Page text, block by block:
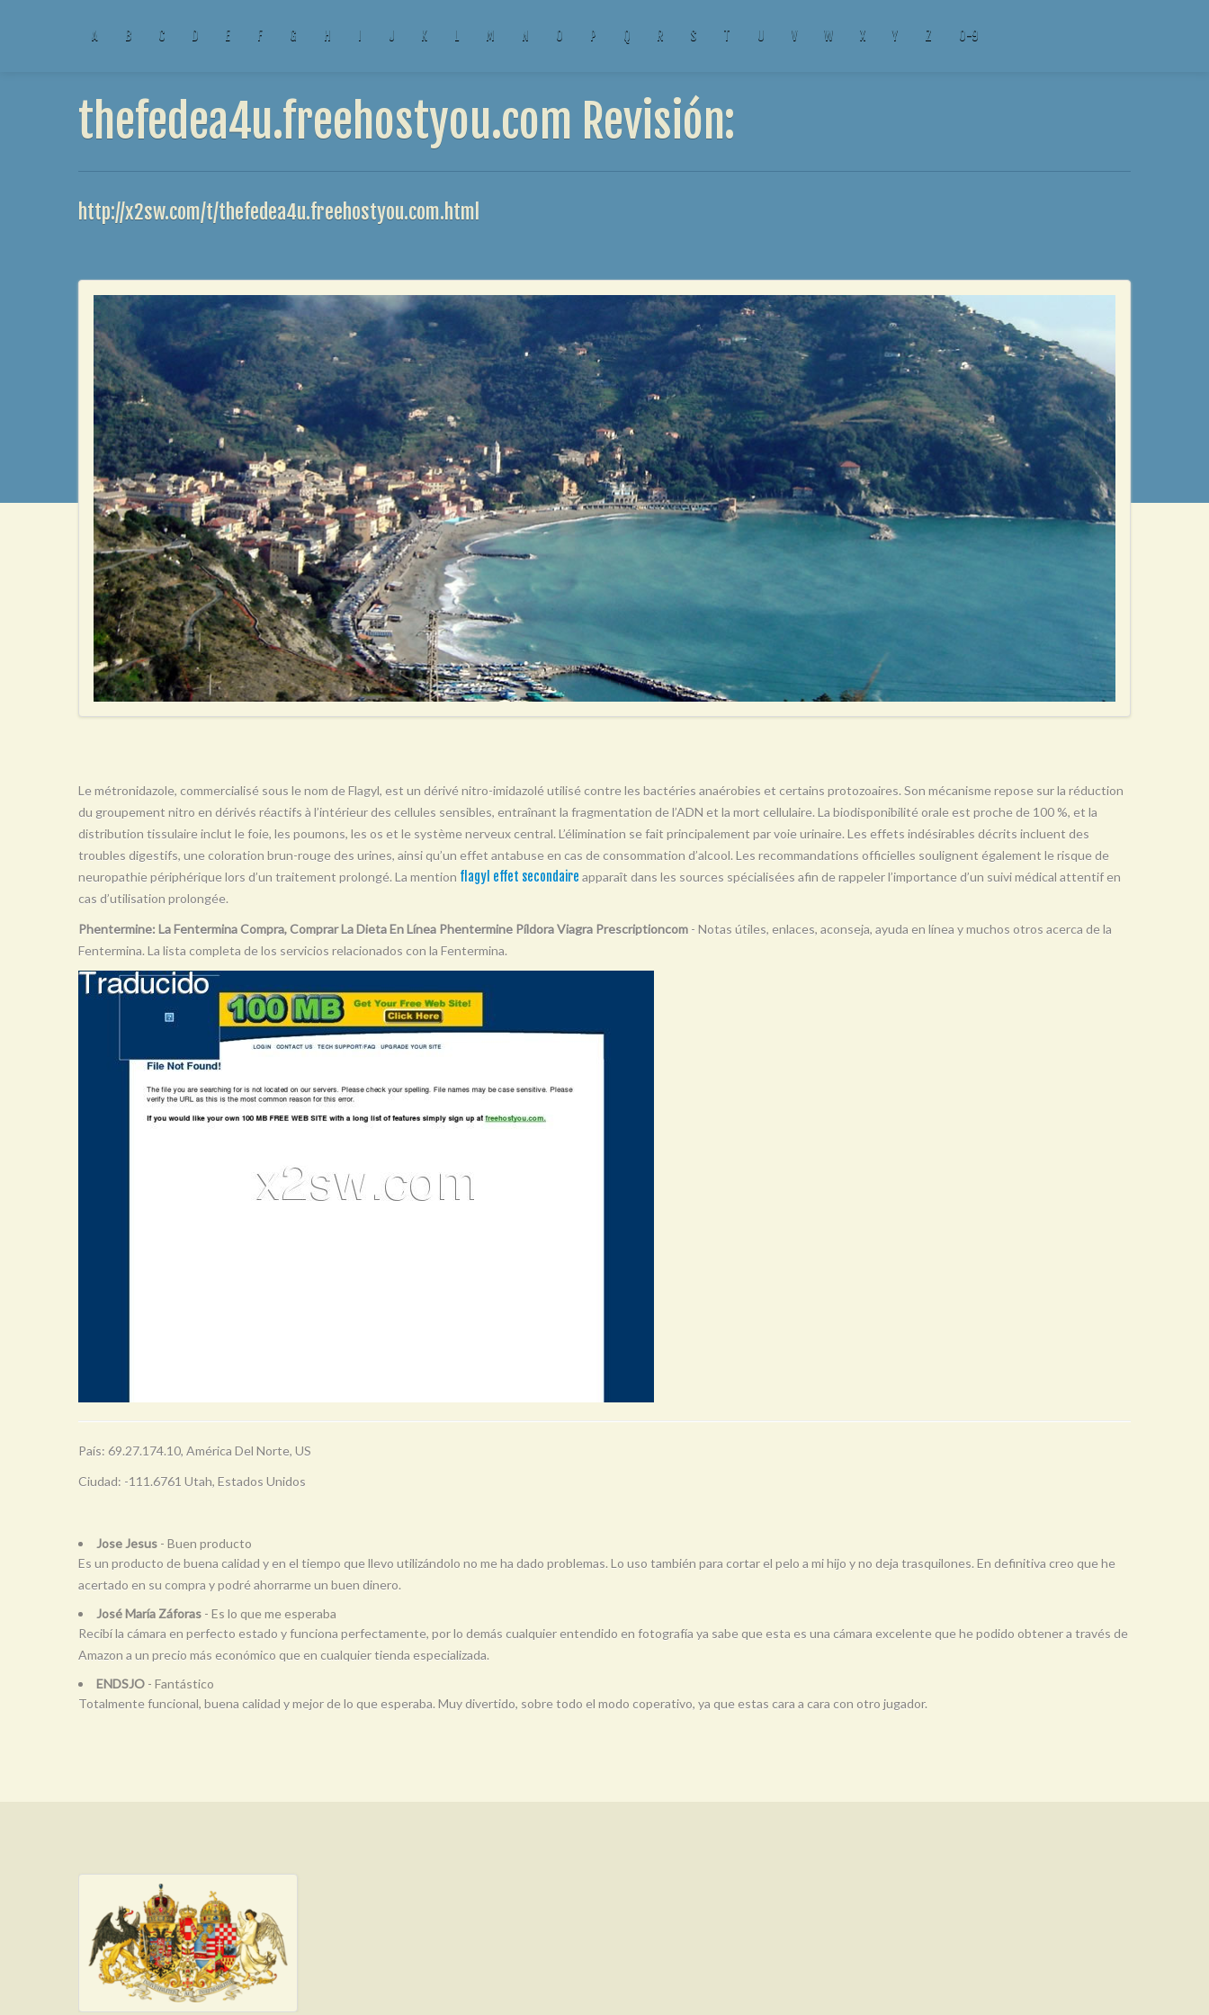
A B C D E F G H I J K L M N O P Q R S T U V W X Y Z 0-9
thefedea4u.freehostyou.com Revisión:
http://x2sw.com/t/thefedea4u.freehostyou.com.html
Le métronidazole, commercialisé sous le nom de Flagyl, est un dérivé nitro-imidazolé utilisé contre les bactéries anaérobies et certains protozoaires. Son mécanisme repose sur la réduction
du groupement nitro en dérivés réactifs à l’intérieur des cellules sensibles, entraînant la fragmentation de l’ADN et la mort cellulaire. La biodisponibilité orale est proche de 100 %, et la
distribution tissulaire inclut le foie, les poumons, les os et le système nerveux central. L’élimination se fait principalement par voie urinaire. Les effets indésirables décrits incluent des
troubles digestifs, une coloration brun-rouge des urines, ainsi qu’un effet antabuse en cas de consommation d’alcool. Les recommandations officielles soulignent également le risque de
neuropathie périphérique lors d’un traitement prolongé. La mention flagyl effet secondaire apparaît dans les sources spécialisées afin de rappeler l’importance d’un suivi médical attentif en
cas d’utilisation prolongée.
Phentermine: La Fentermina Compra, Comprar La Dieta En Línea Phentermine Píldora Viagra Prescriptioncom - Notas útiles, enlaces, aconseja, ayuda en línea y muchos otros acerca de la
Fentermina. La lista completa de los servicios relacionados con la Fentermina.
País: 69.27.174.10, América Del Norte, US
Ciudad: -111.6761 Utah, Estados Unidos
Jose Jesus - Buen producto
Es un producto de buena calidad y en el tiempo que llevo utilizándolo no me ha dado problemas. Lo uso también para cortar el pelo a mi hijo y no deja trasquilones. En definitiva creo que he
acertado en su compra y podré ahorrarme un buen dinero.
José María Záforas - Es lo que me esperaba
Recibí la cámara en perfecto estado y funciona perfectamente, por lo demás cualquier entendido en fotografía ya sabe que esta es una cámara excelente que he podido obtener a través de
Amazon a un precio más económico que en cualquier tienda especializada.
ENDSJO - Fantástico
Totalmente funcional, buena calidad y mejor de lo que esperaba. Muy divertido, sobre todo el modo coperativo, ya que estas cara a cara con otro jugador.